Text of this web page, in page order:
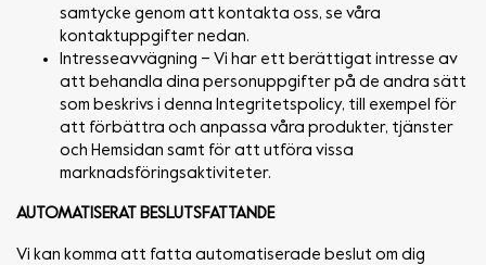
samtycke genom att kontakta oss, se våra
kontaktuppgifter nedan.
Intresseavvägning – Vi har ett berättigat intresse av
att behandla dina personuppgifter på de andra sätt
som beskrivs i denna Integritetspolicy, till exempel för
att förbättra och anpassa våra produkter, tjänster
och Hemsidan samt för att utföra vissa
marknadsföringsaktiviteter.
AUTOMATISERAT BESLUTSFATTANDE
Vi kan komma att fatta automatiserade beslut om dig